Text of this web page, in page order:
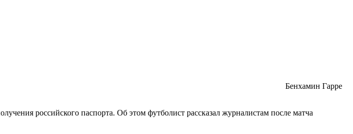
Бенхамин Гарре
российского паспорта. Об этом футболист рассказал журналистам после матча